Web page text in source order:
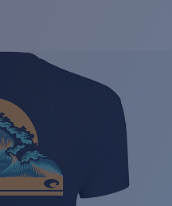
Prix :